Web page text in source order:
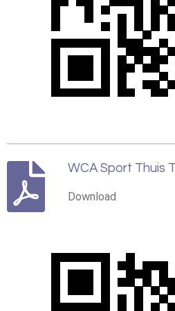
WCA Sport Thuis
Download